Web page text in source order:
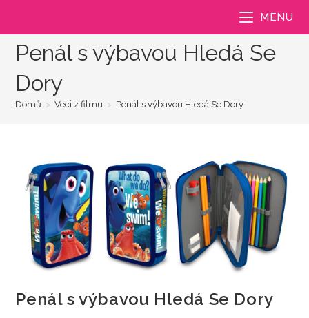
MENU
Penál s výbavou Hledá Se
Dory
Domů > Veci z filmu > Penál s výbavou Hledá Se Dory
Penál s výbavou Hledá Se Dory